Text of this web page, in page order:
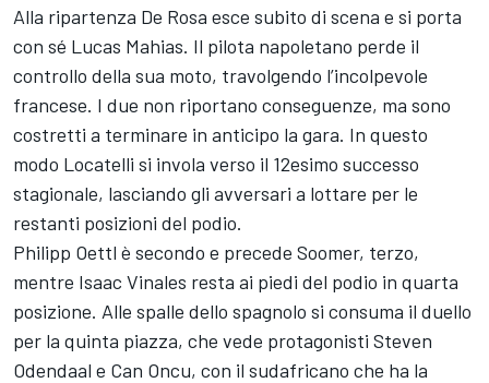
Alla ripartenza De Rosa esce subito di scena e si porta
con sé Lucas Mahias. Il pilota napoletano perde il
controllo della sua moto, travolgendo l’incolpevole
francese. I due non riportano conseguenze, ma sono
costretti a terminare in anticipo la gara. In questo
modo Locatelli si invola verso il 12esimo successo
stagionale, lasciando gli avversari a lottare per le
restanti posizioni del podio.
Philipp Oettl è secondo e precede Soomer, terzo,
mentre Isaac Vinales resta ai piedi del podio in quarta
posizione. Alle spalle dello spagnolo si consuma il duello
per la quinta piazza, che vede protagonisti Steven
Odendaal e Can Oncu, con il sudafricano che ha la